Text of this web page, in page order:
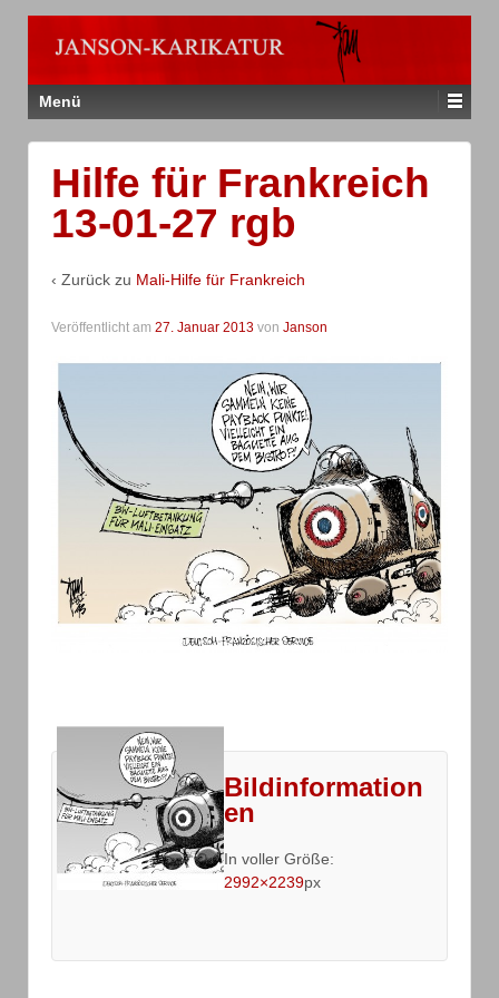
Menü
Hilfe für Frankreich
13-01-27 rgb
‹ Zurück zu Mali-Hilfe für Frankreich
Veröffentlicht am 27. Januar 2013 von Janson
Bildinformation
en
In voller Größe:
2992×2239px